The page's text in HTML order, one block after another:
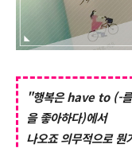
"행복은 have to (-
을 좋아하다)에서
나오죠의무적으로 뭔